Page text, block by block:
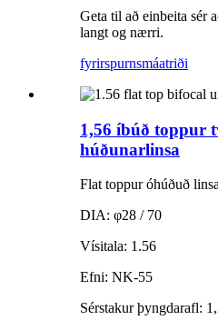
Geta til að einbeita sér
langt og nærri.
fyrirspurnsmáatriði
1,56 íbúð toppur
húðunarlinsa
Flat toppur óhúðuð linsa
DIA: φ28 / 70
Vísitala: 1.56
Efni: NK-55
Sérstakur þyngdarafl: